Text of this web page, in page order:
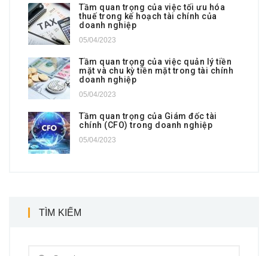
Tầm quan trọng của việc tối ưu hóa
thuế trong kế hoạch tài chính của
doanh nghiệp
05/04/2023
Tầm quan trọng của việc quản lý tiền
mặt và chu kỳ tiền mặt trong tài chính
doanh nghiệp
05/04/2023
Tầm quan trọng của Giám đốc tài
chính (CFO) trong doanh nghiệp
05/04/2023
TÌM KIẾM